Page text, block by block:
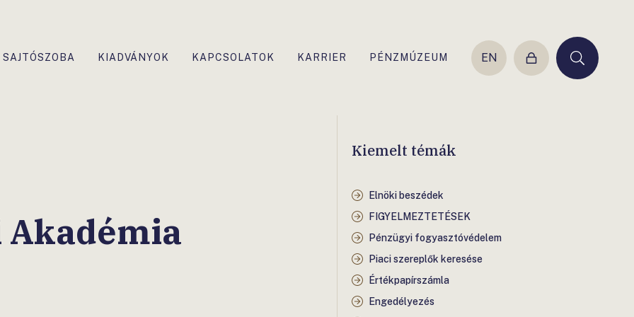
SAJTÓSZOBA KIADVÁNYOK KAPCSOLATOK KARRIER PÉNZMÚZEUM EN
Belépés Keresés
Kiemelt témák
Elnöki beszédek
FIGYELMEZTETÉSEK
Pénzügyi fogyasztóvédelem
Piaci szereplők keresése
Értékpapírszámla
Engedélyezés